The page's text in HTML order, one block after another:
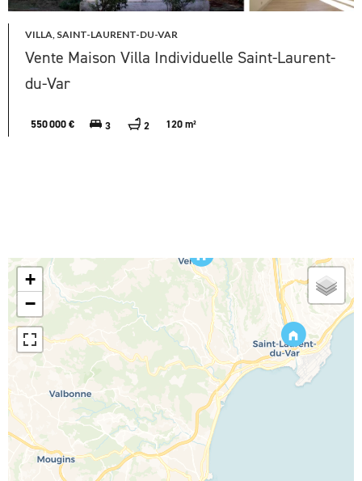
VILLA, SAINT-LAURENT-DU-VAR
Vente Maison Villa Individuelle Saint-Laurent-
du-Var
550 000 € 3 2 120 m²
+
−